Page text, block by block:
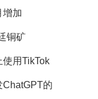
增加
铜矿
用TikTok
的